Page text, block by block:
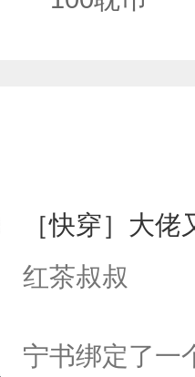
辣男主攻X耍花枪
［快穿］大
红茶叔叔
宁书绑定了一